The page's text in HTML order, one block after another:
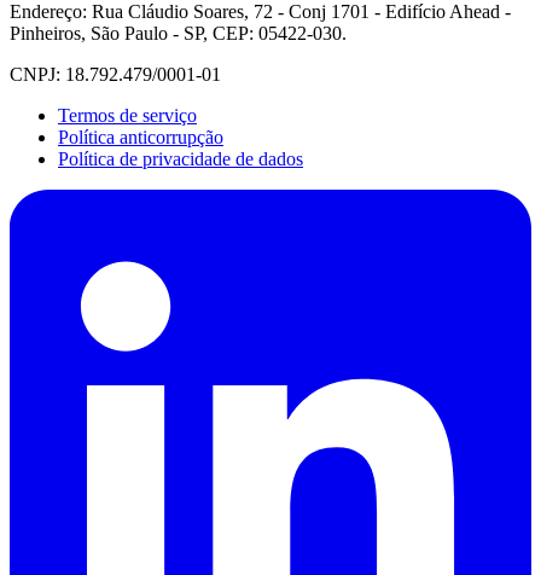
Endereço: Rua Cláudio Soares, 72 - Conj 1701 - Edifício Ahead -
Pinheiros, São Paulo - SP, CEP: 05422-030.
CNPJ: 18.792.479/0001-01
Termos de serviço
Política anticorrupção
Política de privacidade de dados